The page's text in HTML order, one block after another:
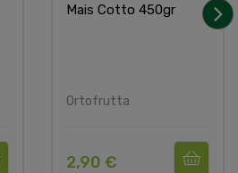
Mais Cotto 450gr
Ortofrutta
2,90 €